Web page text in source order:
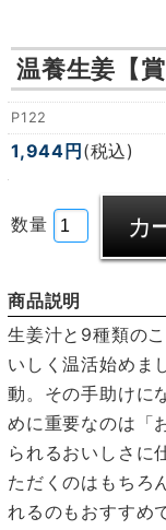
温養生姜【
P122
1,944円 (税込)
数量
商品説明
生姜汁と9種類の
いしく温活始めま
動。その手助けに
めに重要なのは「
られるおいしさに
ただくのはもちろ
れるのもおすすめ